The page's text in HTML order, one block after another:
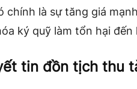
chính là sự tăng giá
ký quỹ làm tổn hại
tin đồn tịch thu